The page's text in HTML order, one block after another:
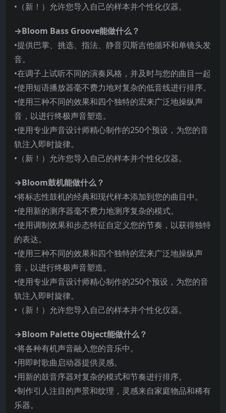
•（新！）允许您导入自己的样本并个性化仪器。
→Bloom Bass Groove能做什么？
•提供巴掌、挑选、指法、静音贝斯吉他循环和单镜头发
音。
•在调子上试听不同的演奏风格，并及时与您的曲目一起
•使用短语播放器毫不费力地对复杂的低音线进行排序。
•使用三种不同的效果和四个独特的宏来广泛地操纵声
音，以进行终极声音塑造。
•使用专业声音设计师精心制作的250个预设，为您的音
轨注入即时旋律。
•（新！）允许您导入自己的样本并个性化仪器。
→Bloom鼓机能做什么？
•将标志性鼓机的经典和现代样本添加到您的曲目中。
•使用新的测序器毫不费力地测序复杂的模式。
•使用调制效果和步态特征自定义您的节奏，以获得独特
的表达。
•使用三种不同的效果和四个独特的宏来广泛地操纵声
音，以进行终极声音塑造。
•使用专业声音设计师精心制作的250个预设，为您的音
轨注入即时旋律。
•（新！）允许您导入自己的样本并个性化仪器。
→Bloom Palette Object能做什么？
•将各种有机声音融入您的音乐中。
•用即时歌曲启动器提供灵感。
•用新的鼓音序器对复杂的模式和节奏进行排序。
•制作引人注目的声景和纹理，灵感来自家庭物品和稀有
乐器。